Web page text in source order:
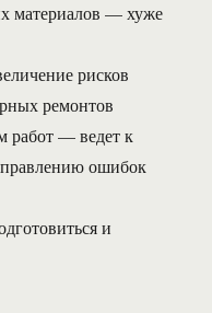
материалов — хуже
рисков
ремонтов
работ — ведет к
ошибок
и